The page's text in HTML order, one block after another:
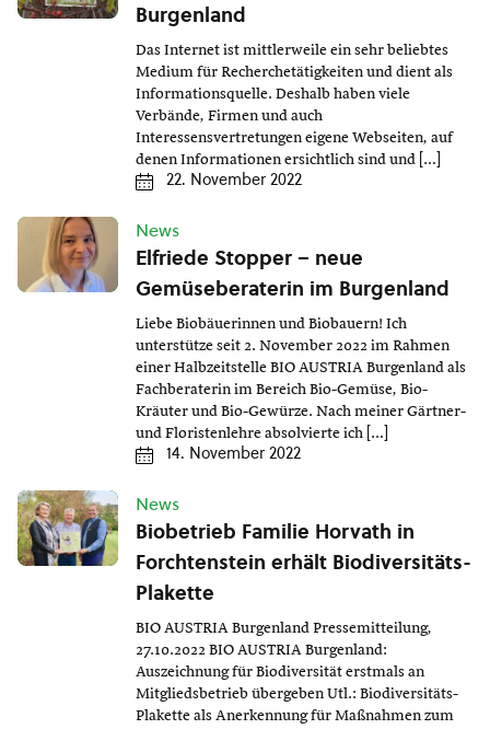
Burgenland
Das Internet ist mittlerweile ein sehr beliebtes
Medium für Recherchetätigkeiten und dient als
Informationsquelle. Deshalb haben viele
Verbände, Firmen und auch
Interessensvertretungen eigene Webseiten, auf
denen Informationen ersichtlich sind und […]
22. November 2022
News
Elfriede Stopper – neue
Gemüseberaterin im Burgenland
Liebe Biobäuerinnen und Biobauern! Ich
unterstütze seit 2. November 2022 im Rahmen
einer Halbzeitstelle BIO AUSTRIA Burgenland als
Fachberaterin im Bereich Bio-Gemüse, Bio-
Kräuter und Bio-Gewürze. Nach meiner Gärtner-
und Floristenlehre absolvierte ich […]
14. November 2022
News
Biobetrieb Familie Horvath in
Forchtenstein erhält Biodiversitäts-
Plakette
BIO AUSTRIA Burgenland Pressemitteilung,
27.10.2022 BIO AUSTRIA Burgenland:
Auszeichnung für Biodiversität erstmals an
Mitgliedsbetrieb übergeben Utl.: Biodiversitäts-
Plakette als Anerkennung für Maßnahmen zum